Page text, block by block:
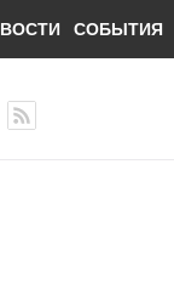
СОБЫТИЯ